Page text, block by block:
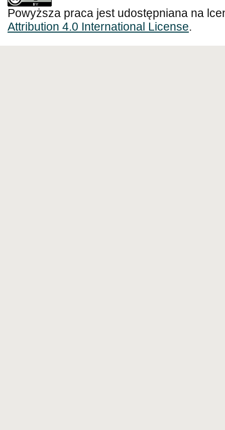
Powyższa praca jest udostępniana na
Attribution 4.0 International License.